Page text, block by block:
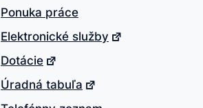
Ponuka práce
Elektronické služby
Dotácie
Úradná tabuľa